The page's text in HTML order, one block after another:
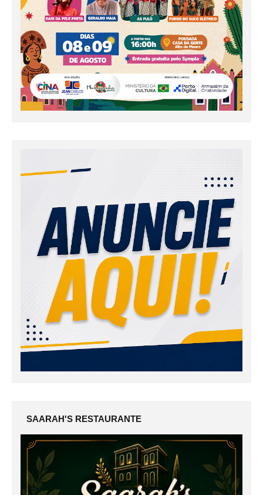
SAARAH'S RESTAURANTE